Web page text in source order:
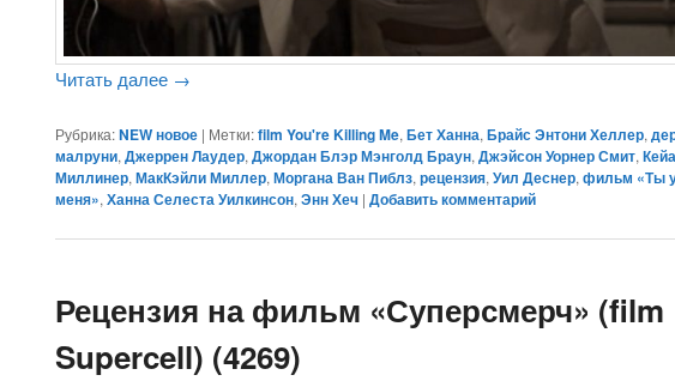
Читать далее →
Рубрика: NEW новое | Метки: film You're Killing Me,Бет Ханна,Брайс Энтони Хеллер,
малруни,Джеррен Лаудер,Джордан Блэр Мэнголд Браун,Джэйсон Уорнер Смит,
Миллинер,МакКэйли Миллер,Моргана Ван Пиблз,рецензия,Уил Деснер,фильм «Ты
меня»,Ханна Селеста Уилкинсон,Энн Хеч |Добавить комментарий
Рецензия на фильм «Суперсмерч» (film
Supercell) (4269)